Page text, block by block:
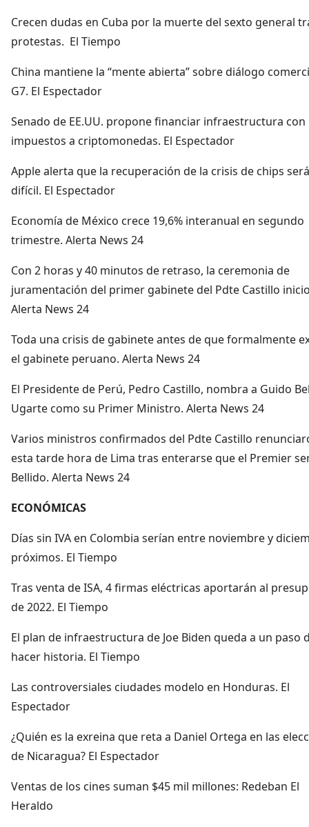
Crecen dudas en Cuba por la muerte del sexto general
protestas. El Tiempo
China mantiene la “mente abierta” sobre diálogo
G7. El Espectador
Senado de EE.UU. propone financiar infraestructura con
impuestos a criptomonedas. El Espectador
Apple alerta que la recuperación de la crisis de chips será
difícil. El Espectador
Economía de México crece 19,6% interanual en segundo
trimestre. Alerta News 24
Con 2 horas y 40 minutos de retraso, la ceremonia de
juramentación del primer gabinete del Pdte Castillo
Alerta News 24
Toda una crisis de gabinete antes de que formalmente
el gabinete peruano. Alerta News 24
El Presidente de Perú, Pedro Castillo, nombra a Guido
Ugarte como su Primer Ministro. Alerta News 24
Varios ministros confirmados del Pdte Castillo
esta tarde hora de Lima tras enterarse que el Premier
Bellido. Alerta News 24
ECONÓMICAS
Días sin IVA en Colombia serían entre noviembre y
próximos. El Tiempo
Tras venta de ISA, 4 firmas eléctricas aportarán al
de 2022. El Tiempo
El plan de infraestructura de Joe Biden queda a un paso
hacer historia. El Tiempo
Las controversiales ciudades modelo en Honduras. El
Espectador
¿Quién es la exreina que reta a Daniel Ortega en las
de Nicaragua? El Espectador
Ventas de los cines suman $45 mil millones: Redeban El
Heraldo